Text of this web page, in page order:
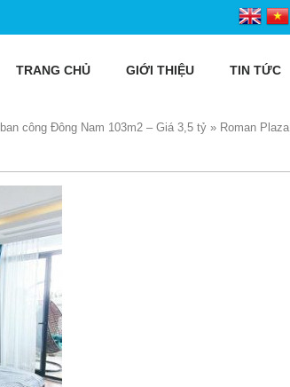
TRANG CHỦ GIỚI THIỆU TIN TỨC
công Đông Nam 103m2 – Giá 3,5 tỷ » Roman Plaza